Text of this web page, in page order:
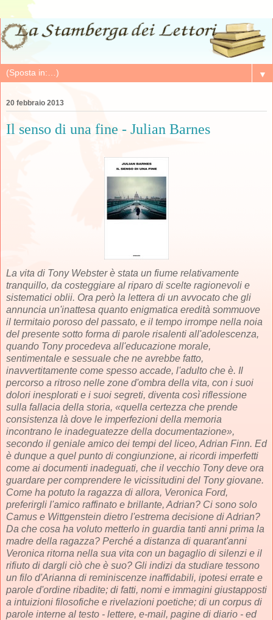
▼
20 febbraio 2013
Il senso di una fine - Julian Barnes
La vita di Tony Webster è stata un fiume relativamente
tranquillo, da costeggiare al riparo di scelte ragionevoli e
sistematici oblii. Ora però la lettera di un avvocato che gli
annuncia un'inattesa quanto enigmatica eredità sommuove
il termitaio poroso del passato, e il tempo irrompe nella noia
del presente sotto forma di parole risalenti all'adolescenza,
quando Tony procedeva all'educazione morale,
sentimentale e sessuale che ne avrebbe fatto,
inavvertitamente come spesso accade, l'adulto che è. Il
percorso a ritroso nelle zone d'ombra della vita, con i suoi
dolori inesplorati e i suoi segreti, diventa così riflessione
sulla fallacia della storia, «quella certezza che prende
consistenza là dove le imperfezioni della memoria
incontrano le inadeguatezze della documentazione»,
secondo il geniale amico dei tempi del liceo, Adrian Finn. Ed
è dunque a quel punto di congiunzione, ai ricordi imperfetti
come ai documenti inadeguati, che il vecchio Tony deve ora
guardare per comprendere le vicissitudini del Tony giovane.
Come ha potuto la ragazza di allora, Veronica Ford,
preferirgli l'amico raffinato e brillante, Adrian? Ci sono solo
Camus e Wittgenstein dietro l'estrema decisione di Adrian?
Da che cosa ha voluto metterlo in guardia tanti anni prima la
madre della ragazza? Perché a distanza di quarant'anni
Veronica ritorna nella sua vita con un bagaglio di silenzi e il
rifiuto di dargli ciò che è suo? Gli indizi da studiare tessono
un filo d'Arianna di reminiscenze inaffidabili, ipotesi errate e
parole d'ordine ribadite; di fatti, nomi e immagini giustapposti
a intuizioni filosofiche e rivelazioni poetiche; di un corpus di
parole interne al testo - lettere, e-mail, pagine di diario - ed